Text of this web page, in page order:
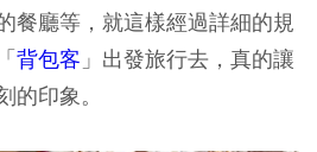
餐廳等，就這樣經過詳細的規
背包客 」出發旅行去，真的讓
的印象。